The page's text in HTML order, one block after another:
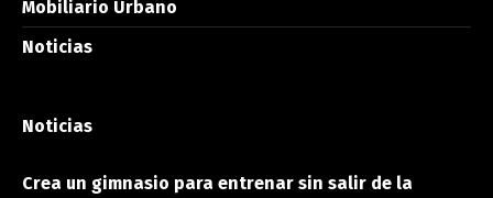
Mobiliario Urbano
Noticias
Noticias
Crea un gimnasio para entrenar sin salir de la